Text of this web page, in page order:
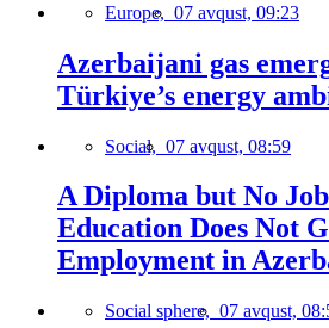
Europe, 07 avqust, 09:23
Azerbaijani gas
Türkiye’s energy
Social, 07 avqust, 08:59
A Diploma but No
Education Does Not
Employment in
Social sphere, 07 avqust,